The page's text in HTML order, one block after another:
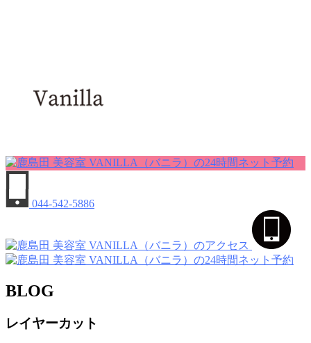
044-542-5886
BLOG
レイヤーカット